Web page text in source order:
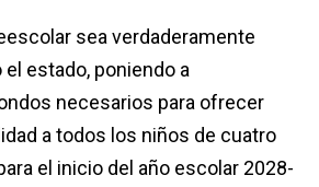
sea verdaderamente
estado, poniendo a
necesarios para ofrecer
a todos los niños de cuatro
el inicio del año escolar 2028-